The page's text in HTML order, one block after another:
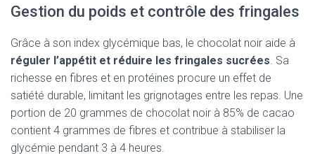
Gestion du poids et contrôle des fringales
Grâce à son index glycémique bas, le chocolat noir aide à
réguler l’appétit et réduire les fringales sucrées. Sa
richesse en fibres et en protéines procure un effet de
satiété durable, limitant les grignotages entre les repas. Une
portion de 20 grammes de chocolat noir à 85% de cacao
contient 4 grammes de fibres et contribue à stabiliser la
glycémie pendant 3 à 4 heures.